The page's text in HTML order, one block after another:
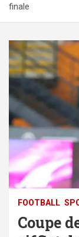
finale
FOOTBALL
Coupe